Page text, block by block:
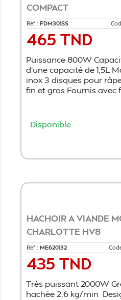
COMPACT
Réf : FDM301SS
Prix
465 TND
Puissance 800W
d'une capacité de 1,5L
inox 3 disques pour
fin et gros Fournis avec
Disponible
HACHOIR A VIANDE
CHARLOTTE HV8
Réf : ME620132
Prix
435 TND
Très puissant 2000W
hachée 2,6 kg/min